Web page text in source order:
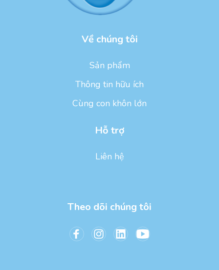
Về chúng tôi
Sản phẩm
Thông tin hữu ích
Cùng con khôn lớn
Hỗ trợ
Liên hệ
Theo dõi chúng tôi